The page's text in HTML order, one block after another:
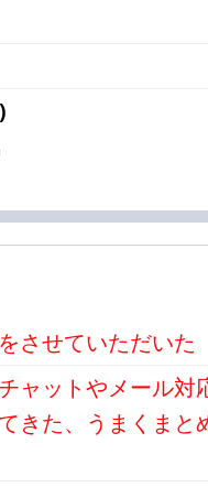
させていただいた
ャットやメール対
きた、うまくまと